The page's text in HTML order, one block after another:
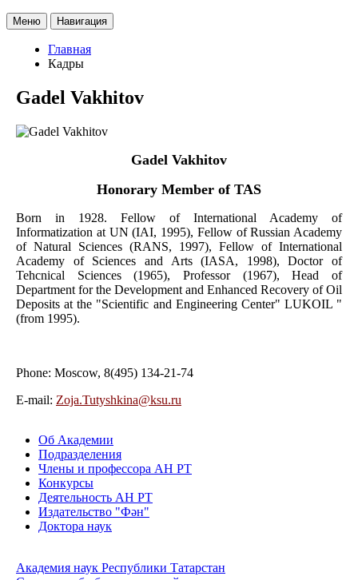
Меню Навигация
Главная
Кадры
Gadel Vakhitov
Gadel Vakhitov
Honorary Member of TAS
Born in 1928. Fellow of International Academy of
Informatization at UN (IAI, 1995), Fellow of Russian Academy
of Natural Sciences (RANS, 1997), Fellow of International
Academy of Sciences and Arts (IASA, 1998), Doctor of
Tehcnical Sciences (1965), Professor (1967), Head of
Department for the Development and Enhanced Recovery of Oil
Deposits at the "Scientific and Engineering Center" LUKOIL "
(from 1995).
Phone: Moscow, 8(495) 134-21-74
E-mail: Zoja.Tutyshkina@ksu.ru
Об Академии
Подразделения
Члены и профессора АН РТ
Конкурсы
Деятельность АН РТ
Издательство "Фән"
Доктора наук
Академия наук Республики Татарстан